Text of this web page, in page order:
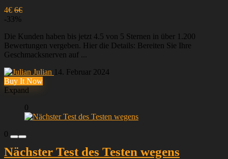
4€ 6€
-33%
Die Kunden haben bis jetzt 4.5 von 5 Sternen in über 1.200
Bewertungen vergeben. Hier die Details: Bereiten Sie Ihre
Geschmacksnerven auf ...
Julian 14. Februar 2024
Buy It Now
Expand
0
0
Nächster Test des Testen wegens